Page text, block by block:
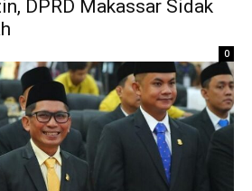
DPRD Makassar Sidak
0